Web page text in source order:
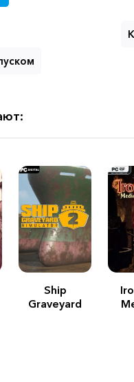
Ship
Graveyard